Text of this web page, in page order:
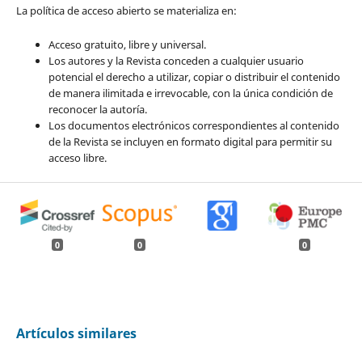
La política de acceso abierto se materializa en:
Acceso gratuito, libre y universal.
Los autores y la Revista conceden a cualquier usuario
potencial el derecho a utilizar, copiar o distribuir el contenido
de manera ilimitada e irrevocable, con la única condición de
reconocer la autoría.
Los documentos electrónicos correspondientes al contenido
de la Revista se incluyen en formato digital para permitir su
acceso libre.
0 0 0
Artículos similares